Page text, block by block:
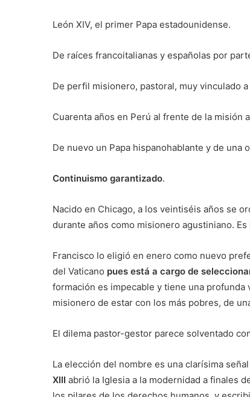
León XIV, el primer Papa estadounidense.
De raíces francoitalianas y españolas por
De perfil misionero, pastoral, muy vinculado
Cuarenta años en Perú al frente de la misión
De nuevo un Papa hispanohablante y de una
Continuismo garantizado.
Nacido en Chicago, a los veintiséis años se
durante años como misionero agustiniano.
Francisco lo eligió en enero como nuevo
del Vaticano pues está a cargo de
formación es impecable y tiene una
misionero de estar con los más pobres, de
El dilema pastor-gestor parece solventado
La elección del nombre es una clarísima
XIII abrió la Iglesia a la modernidad a finales